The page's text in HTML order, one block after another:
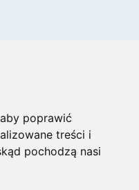
poprawić
treści i
pochodzą nasi
cookies